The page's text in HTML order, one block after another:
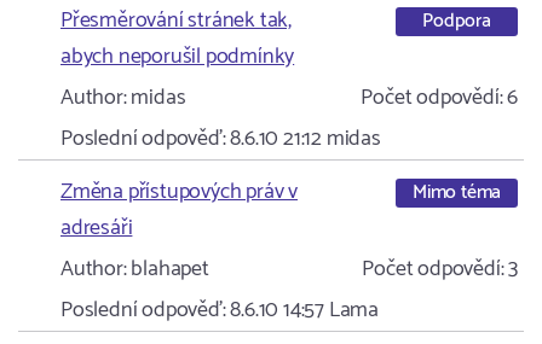
Přesměrování stránek tak,
abych neporušil podmínky
Podpora
Author:midas Počet odpovědí:6
Poslední odpověď:8.6.10 21:12midas
Změna přístupových práv v
adresáři
Mimo téma
Author:blahapet Počet odpovědí:3
Poslední odpověď:8.6.10 14:57Lama